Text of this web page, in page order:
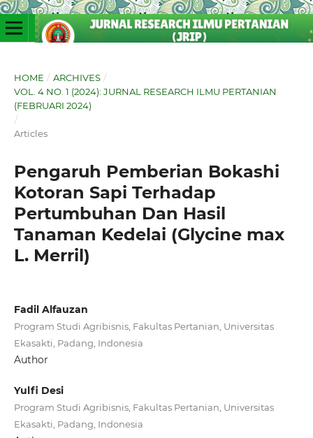
HOME / ARCHIVES /
VOL. 4 NO. 1 (2024): JURNAL RESEARCH ILMU PERTANIAN
(FEBRUARI 2024)
/
Articles
Pengaruh Pemberian Bokashi
Kotoran Sapi Terhadap
Pertumbuhan Dan Hasil
Tanaman Kedelai (Glycine max
L. Merril)
Fadil Alfauzan
Program Studi Agribisnis, Fakultas Pertanian, Universitas
Ekasakti, Padang, Indonesia
Author
Yulfi Desi
Program Studi Agribisnis, Fakultas Pertanian, Universitas
Ekasakti, Padang, Indonesia